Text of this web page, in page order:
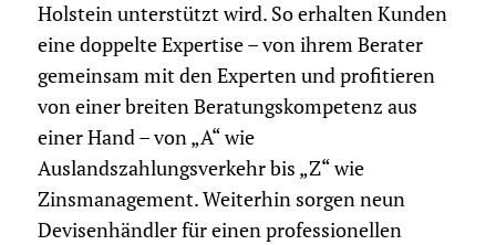
Holstein unterstützt wird. So erhalten Kunden
eine doppelte Expertise – von ihrem Berater
gemeinsam mit den Experten und profitieren
von einer breiten Beratungskompetenz aus
einer Hand – von „A“ wie
Auslandszahlungsverkehr bis „Z“ wie
Zinsmanagement. Weiterhin sorgen neun
Devisenhändler für einen professionellen